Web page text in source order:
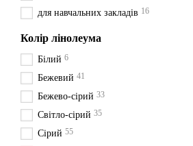
для навчальних закладів 16
Колір лінолеума
Білий 6
Бежевий 41
Бежево-сірий 33
Світло-сірий 35
Сірий 55